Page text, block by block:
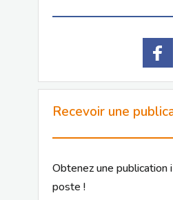
Recevoir une
Obtenez une publication
poste !